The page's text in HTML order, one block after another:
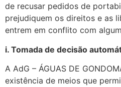
de recusar pedidos de
prejudiquem os direitos e as
entrem em conflito com
i. Tomada de decisão
A AdG – ÁGUAS DE
existência de meios que